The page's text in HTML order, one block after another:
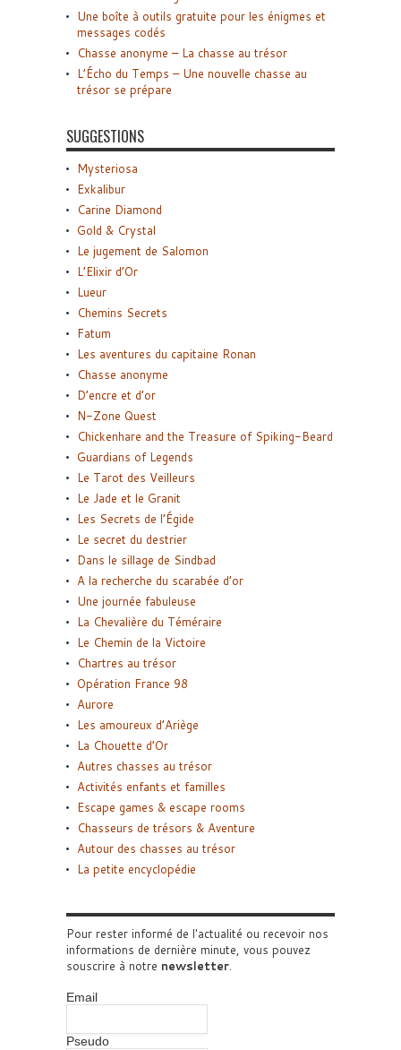
Une boîte à outils gratuite pour les énigmes et
messages codés
Chasse anonyme – La chasse au trésor
L’Écho du Temps – Une nouvelle chasse au
trésor se prépare
SUGGESTIONS
Mysteriosa
Exkalibur
Carine Diamond
Gold & Crystal
Le jugement de Salomon
L’Elixir d’Or
Lueur
Chemins Secrets
Fatum
Les aventures du capitaine Ronan
Chasse anonyme
D’encre et d’or
N-Zone Quest
Chickenhare and the Treasure of Spiking-Beard
Guardians of Legends
Le Tarot des Veilleurs
Le Jade et le Granit
Les Secrets de l’Égide
Le secret du destrier
Dans le sillage de Sindbad
A la recherche du scarabée d’or
Une journée fabuleuse
La Chevalière du Téméraire
Le Chemin de la Victoire
Chartres au trésor
Opération France 98
Aurore
Les amoureux d’Ariège
La Chouette d’Or
Autres chasses au trésor
Activités enfants et familles
Escape games & escape rooms
Chasseurs de trésors & Aventure
Autour des chasses au trésor
La petite encyclopédie
Pour rester informé de l'actualité ou recevoir nos
informations de dernière minute, vous pouvez
souscrire à notre newsletter
Email
Pseudo